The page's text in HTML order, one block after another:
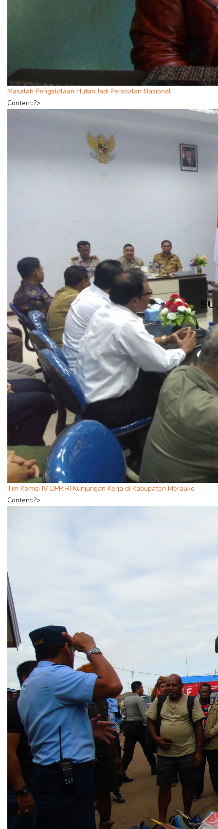
Masalah Pengelolaan Hutan Jadi Persoalan Nasional
Content;?>
Tim Komisi IV DPR RI Kunjungan Kerja di Kabupaten Merauke
Content;?>